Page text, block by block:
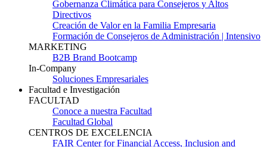
Gobernanza Climática para Consejeros y Altos
Directivos
Creación de Valor en la Familia Empresaria
Formación de Consejeros de Administración | Intensivo
MARKETING
B2B Brand Bootcamp
In-Company
Soluciones Empresariales
Facultad e Investigación
FACULTAD
Conoce a nuestra Facultad
Facultad Global
CENTROS DE EXCELENCIA
FAIR Center for Financial Access, Inclusion and